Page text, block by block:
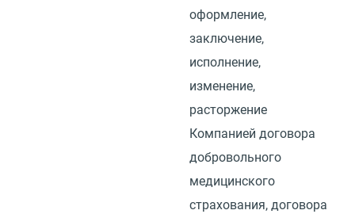
оформление,
заключение,
исполнение,
изменение,
расторжение
Компанией договора
добровольного
медицинского
страхования, договора